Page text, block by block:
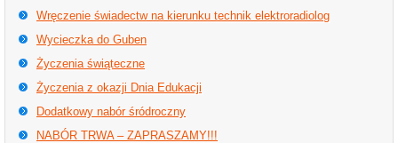
Wręczenie świadectw na kierunku technik elektroradiolog
Wycieczka do Guben
Życzenia świąteczne
Życzenia z okazji Dnia Edukacji
Dodatkowy nabór śródroczny
NABÓR TRWA – ZAPRASZAMY!!!